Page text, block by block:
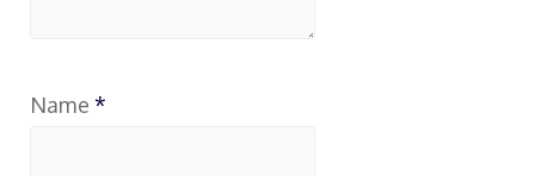
Name *